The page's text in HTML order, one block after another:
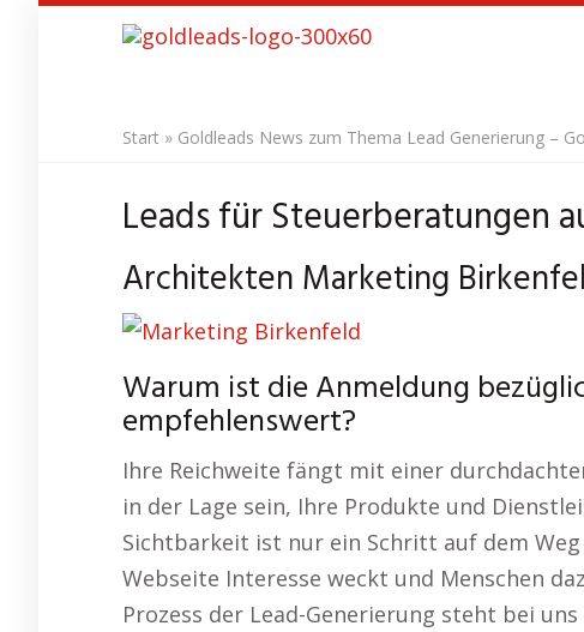
Start » Goldleads News zum Thema Lead Generierung –
Leads für Steuerberatungen
Architekten Marketing
Warum ist die Anmeldung
empfehlenswert?
Ihre Reichweite fängt mit einer
in der Lage sein, Ihre Produkte und
Sichtbarkeit ist nur ein Schritt auf dem
Webseite Interesse weckt und Menschen
Prozess der Lead-Generierung steht bei uns